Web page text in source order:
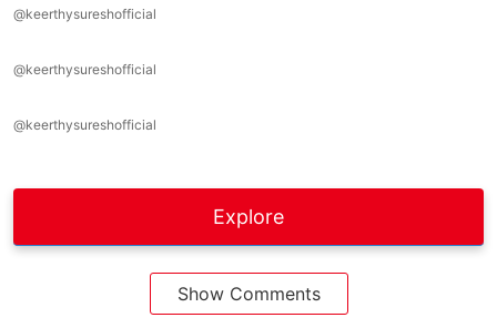
@keerthysureshofficial
@keerthysureshofficial
@keerthysureshofficial
Explore
Show Comments